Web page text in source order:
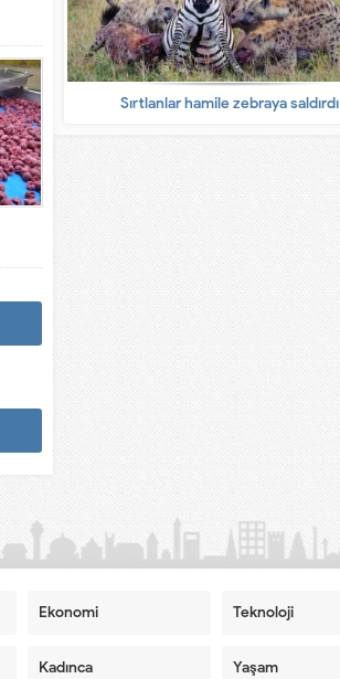
Sırtlanlar hamile zebraya saldırdı
Ekonomi Teknoloji
Kadınca Yaşam